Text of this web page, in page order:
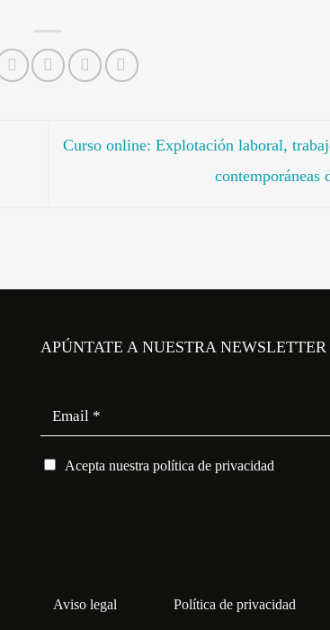
Curso online: Explotación laboral,
contemporáneas
APÚNTATE A NUESTRA NEWSLETTER
Por favor, deja este campo vacío.
Acepta nuestra política de privacidad
Aviso legal Política de privacidad